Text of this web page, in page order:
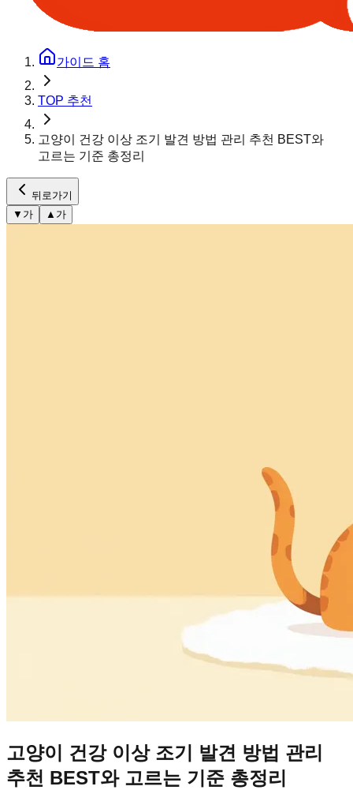
가이드 홈
TOP 추천
고양이 건강 이상 조기 발견 방법 관리 추천 BEST와
고르는 기준 총정리
뒤로가기
▼ 가 ▲ 가
고양이 건강 이상 조기 발견 방법 관리
추천 BEST와 고르는 기준 총정리